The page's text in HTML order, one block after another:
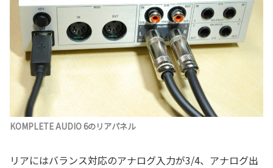
KOMPLETE AUDIO 6のリアパネル
リアにはバランス対応のアナログ入力が3/4、アナログ出